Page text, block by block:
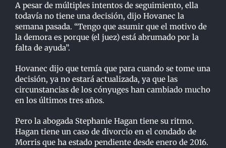
A pesar de múltiples intentos de seguimiento, ella
todavía no tiene una decisión, dijo Hovanec la
semana pasada. “Tengo que asumir que el motivo de
la demora es porque (el juez) está abrumadopor la
falta de ayuda”.
Hovanec dijo que temía que para cuando se tome una
decisión, ya no estará actualizada, ya que las
circunstancias de los cónyuges han cambiado mucho
en los últimos tres años.
Pero la abogada Stephanie Hagan tiene su ritmo.
Hagan tiene un caso de divorcio en el condado de
Morris que ha estado pendiente desde enero de 2016.